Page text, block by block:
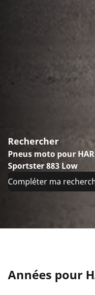
Rechercher
Pneus moto pour
Sportster 883 Low
Compléter ma
Années pour